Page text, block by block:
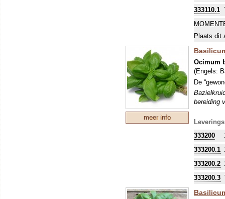
333110.1
Plaats dit
meer info
Ocimum
(Engels:
De
bereiding
333200
333200.1
333200.2
333200.3